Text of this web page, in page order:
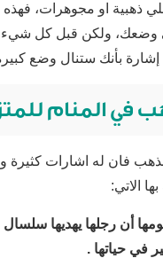
ذهبية او مجوهرات،
وضعك، ولكن قبل كل شيء
إشارة بأنك ستنال وضع
في المنام
فان له اشارات
الاتي:
أن رجلها يهديها
في حياتها .